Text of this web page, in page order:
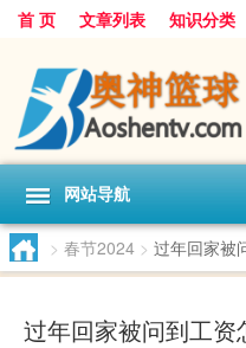
首 页 文章列表 知识分类
网站导航
> 春节2024 > 过年回家被
过年回家被问到工资